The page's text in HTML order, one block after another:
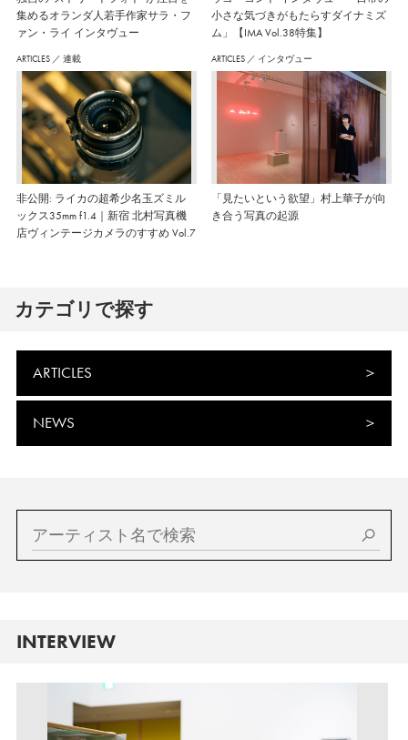
集めるオランダ人若手作家サラ・フ
ァン・ライ インタヴュー
小さな気づきがもたらすダイナミズ
ム」【IMA Vol.38特集】
ARTICLES ／ 連載
非公開: ライカの超希少名玉ズミル
ックス35mm f1.4｜新宿 北村写真機
店ヴィンテージカメラのすすめ Vol.7
ARTICLES ／ インタヴュー
「見たいという欲望」村上華子が向
き合う写真の起源
カテゴリで探す
ARTICLES
NEWS
INTERVIEW